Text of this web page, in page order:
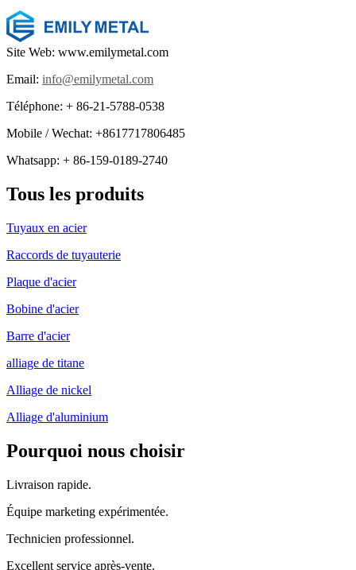
Site Web: www.emilymetal.com
Email: info@emilymetal.com
Téléphone: + 86-21-5788-0538
Mobile / Wechat: +8617717806485
Whatsapp: + 86-159-0189-2740
Tous les produits
Tuyaux en acier
Raccords de tuyauterie
Plaque d'acier
Bobine d'acier
Barre d'acier
alliage de titane
Alliage de nickel
Alliage d'aluminium
Pourquoi nous choisir
Livraison rapide.
Équipe marketing expérimentée.
Technicien professionnel.
Excellent service après-vente.